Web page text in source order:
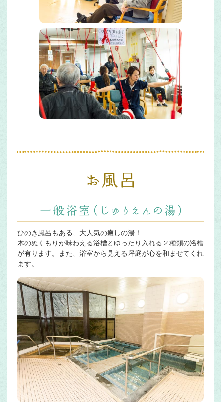
ひのき風呂もある、大人気の癒しの湯！
木のぬくもりが味わえる浴槽とゆったり入れる２種類の浴槽
が有ります。また、浴室から見える坪庭が心を和ませてくれ
ます。